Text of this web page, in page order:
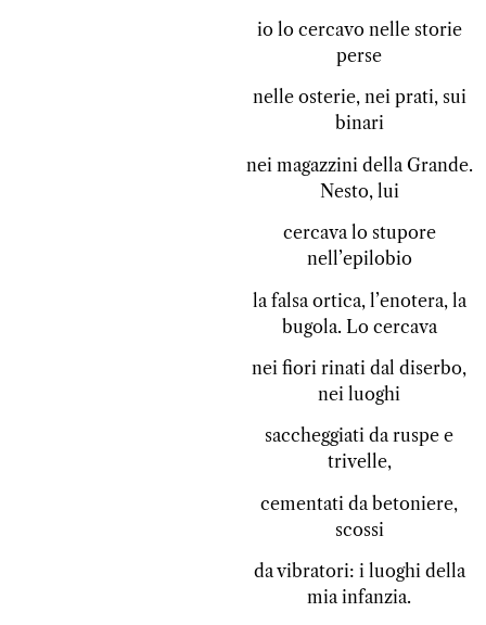
io lo cercavo nelle storie
perse
nelle osterie, nei prati, sui
binari
nei magazzini della Grande.
Nesto, lui
cercava lo stupore
nell’epilobio
la falsa ortica, l’enotera, la
bugola. Lo cercava
nei fiori rinati dal diserbo,
nei luoghi
saccheggiati da ruspe e
trivelle,
cementati da betoniere,
scossi
da vibratori: i luoghi della
mia infanzia.